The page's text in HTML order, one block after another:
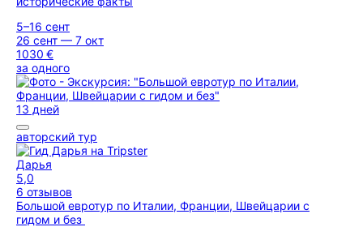
5–16 сент
26 сент — 7 окт
1030 €
за одного
13 дней
авторский тур
Дарья
5,0
6 отзывов
Большой евротур по Италии, Франции, Швейцарии с
гидом и без